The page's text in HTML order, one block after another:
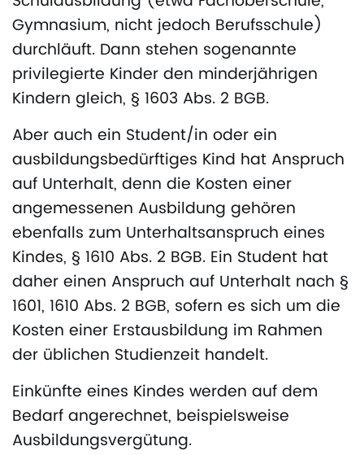
Gymnasium, nicht jedoch Berufsschule)
durchläuft. Dann stehen sogenannte
privilegierte Kinder den minderjährigen
Kindern gleich, § 1603 Abs. 2 BGB.
Aber auch ein Student/in oder ein
ausbildungsbedürftiges Kind hat Anspruch
auf Unterhalt, denn die Kosten einer
angemessenen Ausbildung gehören
ebenfalls zum Unterhaltsanspruch eines
Kindes, § 1610 Abs. 2 BGB. Ein Student hat
daher einen Anspruch auf Unterhalt nach §
1601, 1610 Abs. 2 BGB, sofern es sich um die
Kosten einer Erstausbildung im Rahmen
der üblichen Studienzeit handelt.
Einkünfte eines Kindes werden auf dem
Bedarf angerechnet, beispielsweise
Ausbildungsvergütung.